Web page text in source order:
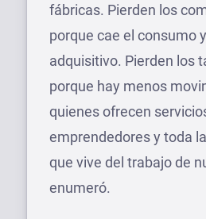
fábricas. Pierden los
porque cae el consumo
adquisitivo. Pierden los
porque hay menos
quienes ofrecen
emprendedores y toda
que vive del trabajo de
enumeró.